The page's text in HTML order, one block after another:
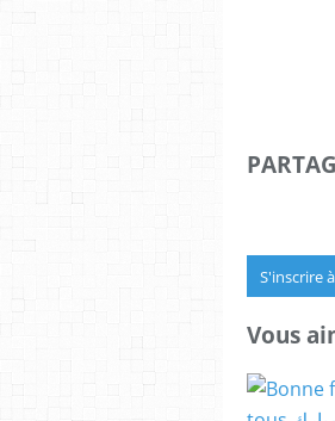
S'inscrire
Vous